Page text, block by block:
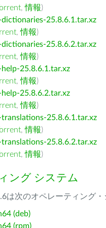
,情報)
dictionaries-25.8.6.1.tar.xz
,情報)
dictionaries-25.8.6.2.tar.xz
,情報)
help-25.8.6.1.tar.xz
,情報)
help-25.8.6.2.tar.xz
,情報)
translations-25.8.6.1.tar.xz
,情報)
translations-25.8.6.2.tar.xz
,情報)
ング システム
は次のオペレーティング
(deb)
(rpm)